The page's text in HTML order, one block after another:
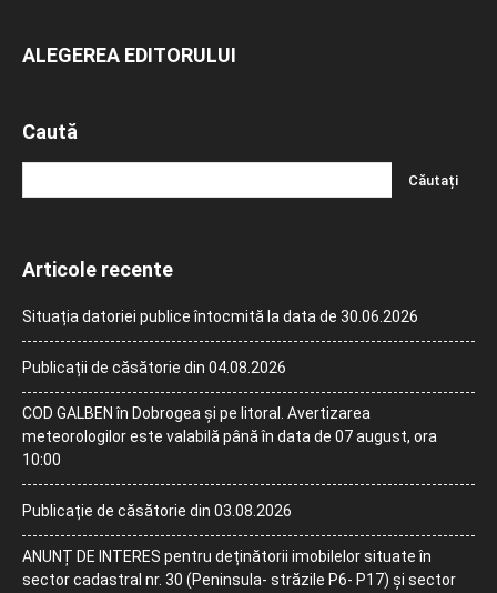
ALEGEREA EDITORULUI
Caută
Articole recente
Situația datoriei publice întocmită la data de 30.06.2026
Publicații de căsătorie din 04.08.2026
COD GALBEN în Dobrogea și pe litoral. Avertizarea
meteorologilor este valabilă până în data de 07 august, ora
10:00
Publicație de căsătorie din 03.08.2026
ANUNȚ DE INTERES pentru deținătorii imobilelor situate în
sector cadastral nr. 30 (Peninsula- străzile P6- P17) și sector